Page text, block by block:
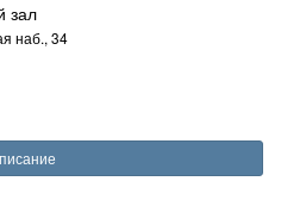
зал
наб., 34